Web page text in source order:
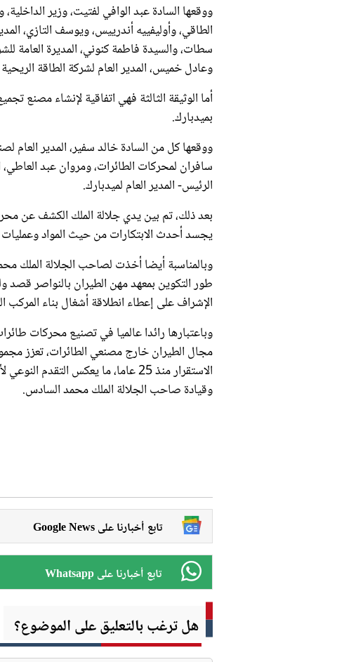
ووقعها السادة عبد الوافي لفتيت، وزير
الطاقي، وأوليفييه أندرييس، ويوسف التازي،
سطات، والسيدة فاطمة كنوني، المديرة العامة
وعادل خميس، المدير العام لشركة الطاقة
أما الوثيقة الثالثة فهي اتفاقية لإنشاء مصنع
بميدبارك.
ووقعها كل من السادة خالد سفير، المدير العام
سافران لمحركات الطائرات، ومروان عبد
الرئيس- المدير العام لميدبارك.
يجسد أحدث الابتكارات من حيث المواد وعمليات
وبالمناسبة أيضا أخذت لصاحب الجلالة
طور التكوين بمعهد مهن الطيران بالنواصر قصد
الإشراف على إعطاء انطلاقة أشغال بناء
وباعتبارها رائدا عالميا في تصنيع محركات
مجال الطيران خارج مصنعي الطائرات، تعزز
الاستقرار منذ 25 عاما، ما يعكس
وقيادة صاحب الجلالة الملك محمد السادس.
Google News تابع أخبارنا على
Whatsapp تابع أخبارنا على
هل ترغب بالتعليق على الموضوع؟